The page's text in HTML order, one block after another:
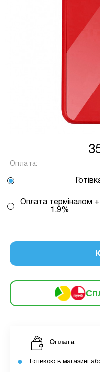
Оплата:
Оплата терміналом +
1.9%
залежить від
платежів, від 2 до
допомогою
консультацією
Для оформлення
ПРИВАТБАНК у вас
МИТТЄВА
можливість
нашому магазині.
ПУМБ
платежів:
12
придбати товар в
Для оформлення
Максимальна сума
Оплата
Готівкою в магазині